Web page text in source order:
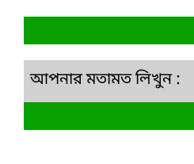
আপনার মতামত লিখুন :